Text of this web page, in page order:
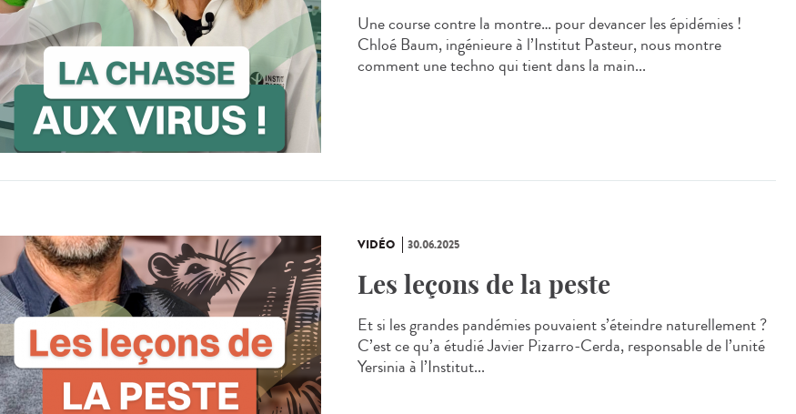
Une course contre la montre… pour devancer les épidémies !
Chloé Baum, ingénieure à l’Institut Pasteur, nous montre
comment une techno qui tient dans la main...
VIDÉO 30.06.2025
Les leçons de la peste
Et si les grandes pandémies pouvaient s’éteindre naturellement ?
C’est ce qu’a étudié Javier Pizarro-Cerda, responsable de l’unité
Yersinia à l’Institut...